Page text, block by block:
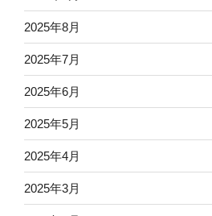
2025年8月
2025年7月
2025年6月
2025年5月
2025年4月
2025年3月